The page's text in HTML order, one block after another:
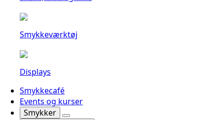
Smykkeværktøj
Displays
Smykkecafé
Events og kurser
Smykker